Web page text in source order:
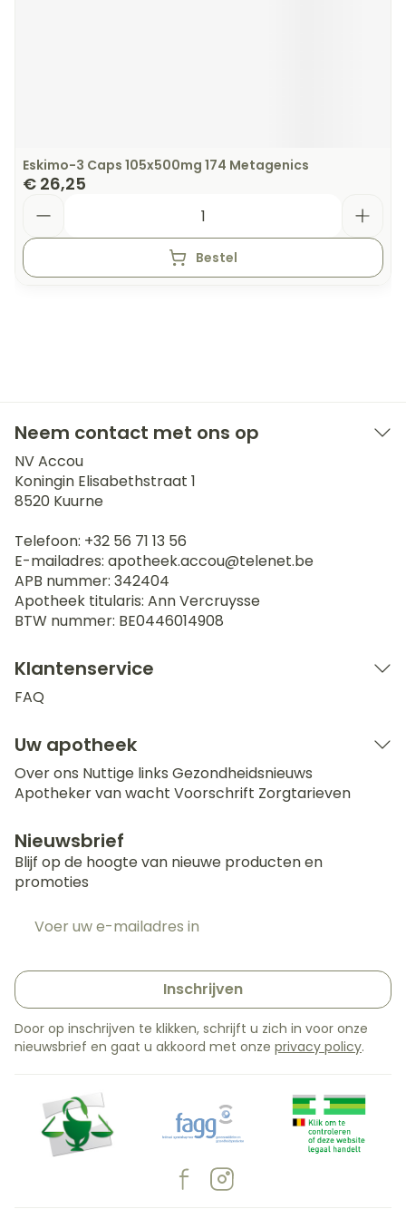
Eskimo-3 Caps 105x500mg 174 Metagenics
€ 26,25
Bestel
Neem contact met ons op
NV Accou
Koningin Elisabethstraat 1
8520 Kuurne
Telefoon: +32 56 71 13 56
E-mailadres: apotheek.accou@telenet.be
APB nummer: 342404
Apotheek titularis: Ann Vercruysse
BTW nummer: BE0446014908
Klantenservice
FAQ
Uw apotheek
Over ons Nuttige links Gezondheidsnieuws
Apotheker van wacht Voorschrift Zorgtarieven
Nieuwsbrief
Blijf op de hoogte van nieuwe producten en
promoties
Inschrijven
Door op inschrijven te klikken, schrijft u zich in voor onze
nieuwsbrief en gaat u akkoord met onze privacy policy.